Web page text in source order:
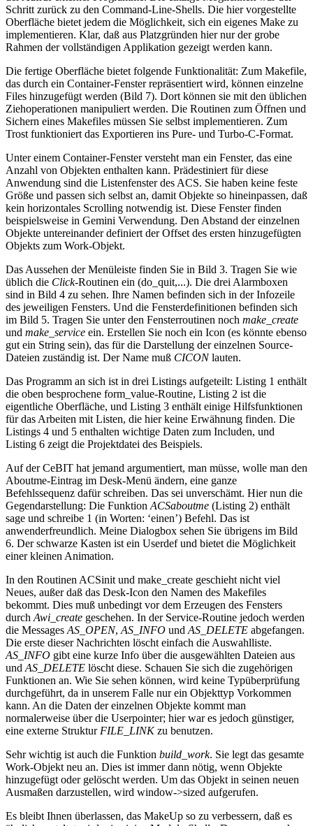
Schritt zurück zu den Command-Line-Shells. Die hier vorgestellte
Oberfläche bietet jedem die Möglichkeit, sich ein eigenes Make zu
implementieren. Klar, daß aus Platzgründen hier nur der grobe
Rahmen der vollständigen Applikation gezeigt werden kann.
Die fertige Oberfläche bietet folgende Funktionalität: Zum Makefile,
das durch ein Container-Fenster repräsentiert wird, können einzelne
Files hinzugefügt werden (Bild 7). Dort können sie mit den üblichen
Ziehoperationen manipuliert werden. Die Routinen zum Öffnen und
Sichern eines Makefiles müssen Sie selbst implementieren. Zum
Trost funktioniert das Exportieren ins Pure- und Turbo-C-Format.
Unter einem Container-Fenster versteht man ein Fenster, das eine
Anzahl von Objekten enthalten kann. Prädestiniert für diese
Anwendung sind die Listenfenster des ACS. Sie haben keine feste
Größe und passen sich selbst an, damit Objekte so hineinpassen, daß
kein horizontales Scrolling notwendig ist. Diese Fenster finden
beispielsweise in Gemini Verwendung. Den Abstand der einzelnen
Objekte untereinander definiert der Offset des ersten hinzugefügten
Objekts zum Work-Objekt.
Das Aussehen der Menüleiste finden Sie in Bild 3. Tragen Sie wie
üblich die Click-Routinen ein (do_quit,...). Die drei Alarmboxen
sind in Bild 4 zu sehen. Ihre Namen befinden sich in der Infozeile
des jeweiligen Fensters. Und die Fensterdefinitionen befinden sich
im Bild 5. Tragen Sie unter den Fensterroutinen noch make_create
und make_service ein. Erstellen Sie noch ein Icon (es könnte ebenso
gut ein String sein), das für die Darstellung der einzelnen Source-
Dateien zuständig ist. Der Name muß CICONlauten.
Das Programm an sich ist in drei Listings aufgeteilt: Listing 1 enthält
die oben besprochene form_value-Routine, Listing 2 ist die
eigentliche Oberfläche, und Listing 3 enthält einige Hilfsfunktionen
für das Arbeiten mit Listen, die hier keine Erwähnung finden. Die
Listings 4 und 5 enthalten wichtige Daten zum Includen, und
Listing 6 zeigt die Projektdatei des Beispiels.
Auf der CeBIT hat jemand argumentiert, man müsse, wolle man den
Aboutme-Eintrag im Desk-Menü ändern, eine ganze
Befehlssequenz dafür schreiben. Das sei unverschämt. Hier nun die
Gegendarstellung: Die Funktion ACSaboutme (Listing 2) enthält
sage und schreibe 1 (in Worten: ‘einen’) Befehl. Das ist
anwenderfreundlich. Meine Dialogbox sehen Sie übrigens im Bild
6. Der schwarze Kasten ist ein Userdef und bietet die Möglichkeit
einer kleinen Animation.
In den Routinen ACSinit und make_create geschieht nicht viel
Neues, außer daß das Desk-Icon den Namen des Makefiles
bekommt. Dies muß unbedingt vor dem Erzeugen des Fensters
durch Awi_create geschehen. In der Service-Routine jedoch werden
die Messages AS_OPEN, AS_INFO und AS_DELETE abgefangen.
Die erste dieser Nachrichten löscht einfach die Auswahlliste.
AS_INFO gibt eine kurze Info über die ausgewählten Dateien aus
und AS_DELETE löscht diese. Schauen Sie sich die zugehörigen
Funktionen an. Wie Sie sehen können, wird keine Typüberprüfung
durchgeführt, da in unserem Falle nur ein Objekttyp Vorkommen
kann. An die Daten der einzelnen Objekte kommt man
normalerweise über die Userpointer; hier war es jedoch günstiger,
eine externe Struktur FILE_LINKzu benutzen.
Sehr wichtig ist auch die Funktion build_work. Sie legt das gesamte
Work-Objekt neu an. Dies ist immer dann nötig, wenn Objekte
hinzugefügt oder gelöscht werden. Um das Objekt in seinen neuen
Ausmaßen darzustellen, wird window->sized aufgerufen.
Es bleibt Ihnen überlassen, das MakeUp so zu verbessern, daß es